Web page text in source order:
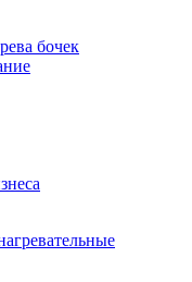
бочек